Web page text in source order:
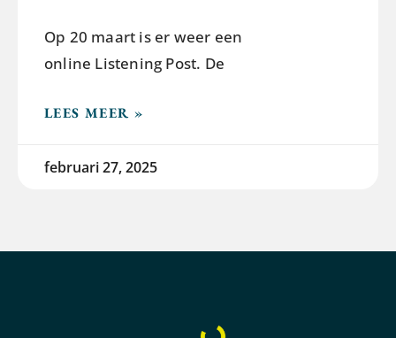
Op 20 maart is er weer een
online Listening Post. De
LEES MEER »
februari 27, 2025